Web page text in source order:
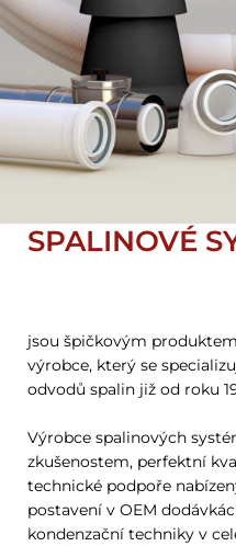
SPALINOVÉ
jsou špičkovým
výrobce, který se
odvodů spalin již od roku
Výrobce spalinových
zkušenostem, perfektní
technické podpoře
postavení v OEM
kondenzační techniky v